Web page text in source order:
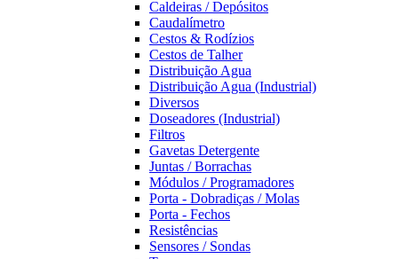
Caldeiras / Depósitos
Caudalímetro
Cestos & Rodízios
Cestos de Talher
Distribuição Agua
Distribuição Agua (Industrial)
Diversos
Doseadores (Industrial)
Filtros
Gavetas Detergente
Juntas / Borrachas
Módulos / Programadores
Porta - Dobradiças / Molas
Porta - Fechos
Resistências
Sensores / Sondas